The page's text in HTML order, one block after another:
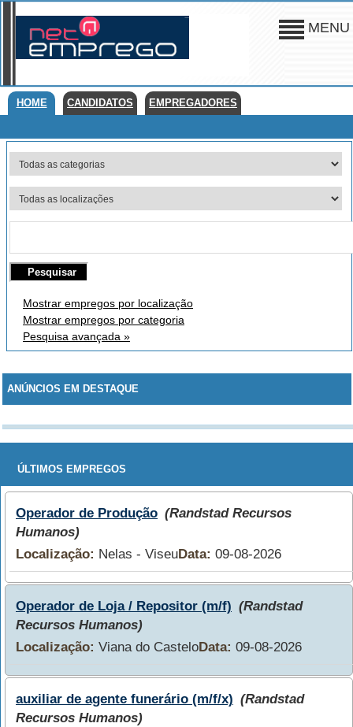
MENU
HOME CANDIDATOS EMPREGADORES
Mostrar empregos por localização
Mostrar empregos por categoria
Pesquisa avançada »
ANÚNCIOS EM DESTAQUE
ÚLTIMOS EMPREGOS
Operador de Produção (Randstad Recursos
Humanos)
Localização: Nelas - ViseuData: 09-08-2026
Operador de Loja / Repositor (m/f) (Randstad
Recursos Humanos)
Localização: Viana do CasteloData: 09-08-2026
auxiliar de agente funerário (m/f/x) (Randstad
Recursos Humanos)